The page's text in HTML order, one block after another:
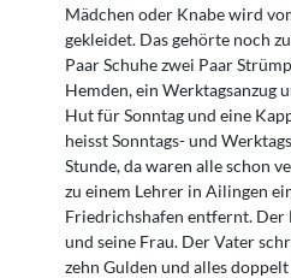
Mädchen oder Knabe wird
gekleidet. Das gehörte noch
Paar Schuhe zwei Paar
Hemden, ein Werktagsanzug
Hut für Sonntag und eine
heisst Sonntags- und
Stunde, da waren alle schon
zu einem Lehrer in Ailingen
Friedrichshafen entfernt. Der
und seine Frau. Der Vater
zehn Gulden und alles